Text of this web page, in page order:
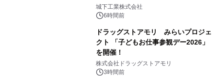
ーブル1本つなぐだけ、テレビの音が
ぐっと豊かに
城下工業株式会社
6時間前
ドラッグストアモリ みらいプロジェ
クト 「子どもお仕事参観デー2026」
を開催！
株式会社ドラッグストアモリ
3時間前